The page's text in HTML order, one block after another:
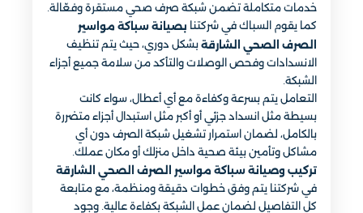
خدمات متكاملة تضمن شبكة صرف صحي مستقرة وفعّالة.
كما يقوم السباك في شركتنا بصيانة سباكة مواسير
الصرف الصحي الشارقة بشكل دوري، حيث يتم تنظيف
الانسدادات وفحص الوصلات والتأكد من سلامة جميع أجزاء
الشبكة.
التعامل يتم بسرعة وكفاءة مع أي أعطال، سواء كانت
بسيطة مثل انسداد جزئي أو أكبر مثل استبدال أجزاء متضررة
بالكامل، لضمان استمرار تشغيل شبكة الصرف دون أي
مشاكل وتأمين بيئة صحية داخل منزلك أو مكان عملك.
تركيب وصيانة سباكة مواسير الصرف الصحي الشارقة
في شركتنا يتم وفق خطوات دقيقة ومنظمة، مع متابعة
كل التفاصيل لضمان عمل الشبكة بكفاءة عالية. وجود